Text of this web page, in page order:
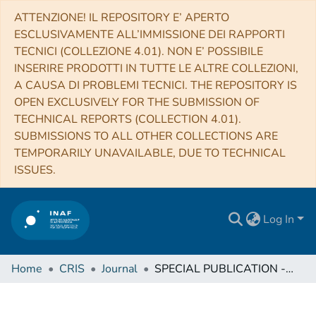
ATTENZIONE! IL REPOSITORY E’ APERTO
ESCLUSIVAMENTE ALL’IMMISSIONE DEI RAPPORTI
TECNICI (COLLEZIONE 4.01). NON E’ POSSIBILE
INSERIRE PRODOTTI IN TUTTE LE ALTRE COLLEZIONI,
A CAUSA DI PROBLEMI TECNICI. THE REPOSITORY IS
OPEN EXCLUSIVELY FOR THE SUBMISSION OF
TECHNICAL REPORTS (COLLECTION 4.01).
SUBMISSIONS TO ALL OTHER COLLECTIONS ARE
TEMPORARILY UNAVAILABLE, DUE TO TECHNICAL
ISSUES.
Log In
Home CRIS Journal SPECIAL PUBLICATION - GEOLOGICAL SOCIETY OF LONDON